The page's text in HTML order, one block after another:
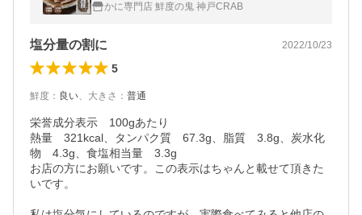
かに専門店 鮮度の鬼 神戸CRAB
塩分量の割に 2022/10/23
5
鮮度 ： 良い、 大きさ ： 普通
栄誉成分表示　100gあたり
熱量　321kcal、タンパク質　67.3g、脂質　3.8g、炭水化
物　4.3g、食塩相当量　3.3g
お店の方にお願いです。この表示はちゃんと載せて頂きた
いです。